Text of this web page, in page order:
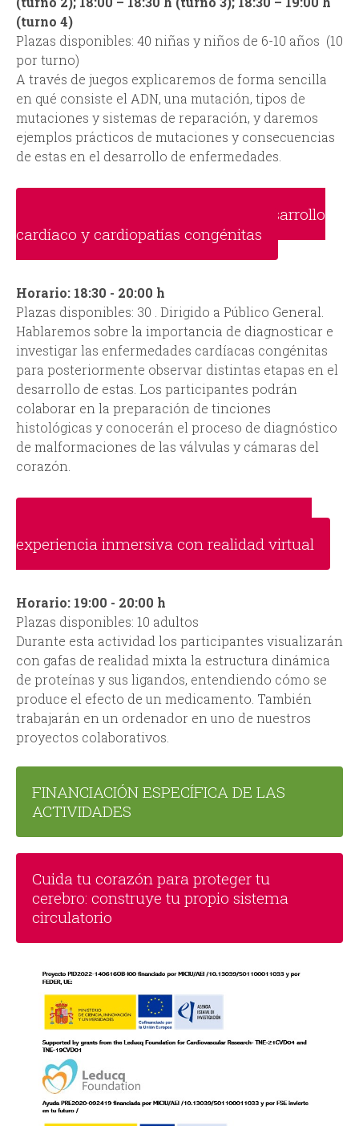
(turno 4)
Plazas disponibles: 40 niñas y niños de 6-10 años (10
por turno)
A través de juegos explicaremos de forma sencilla
en qué consiste el ADN, una mutación, tipos de
mutaciones y sistemas de reparación, y daremos
ejemplos prácticos de mutaciones y consecuencias
de estas en el desarrollo de enfermedades.
Modelos genéticos prácticos de desarrollo
cardíaco y cardiopatías congénitas
Horario: 18:30 - 20:00 h
Plazas disponibles: 30 . Dirigido a Público General.
Hablaremos sobre la importancia de diagnosticar e
investigar las enfermedades cardíacas congénitas
para posteriormente observar distintas etapas en el
desarrollo de estas. Los participantes podrán
colaborar en la preparación de tinciones
histológicas y conocerán el proceso de diagnóstico
de malformaciones de las válvulas y cámaras del
corazón.
experiencia inmersiva con realidad virtual
Horario: 19:00 - 20:00 h
Plazas disponibles: 10 adultos
Durante esta actividad los participantes visualizarán
con gafas de realidad mixta la estructura dinámica
de proteínas y sus ligandos, entendiendo cómo se
produce el efecto de un medicamento. También
trabajarán en un ordenador en uno de nuestros
proyectos colaborativos.
FINANCIACIÓN ESPECÍFICA DE LAS
ACTIVIDADES
Cuida tu corazón para proteger tu
cerebro: construye tu propio sistema
circulatorio